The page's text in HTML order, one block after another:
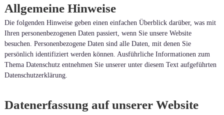
Allgemeine Hinweise
Die folgenden Hinweise geben einen einfachen Überblick darüber, was mit
Ihren personenbezogenen Daten passiert, wenn Sie unsere Website
besuchen. Personenbezogene Daten sind alle Daten, mit denen Sie
persönlich identifiziert werden können. Ausführliche Informationen zum
Thema Datenschutz entnehmen Sie unserer unter diesem Text aufgeführten
Datenschutzerklärung.
Datenerfassung auf unserer Website